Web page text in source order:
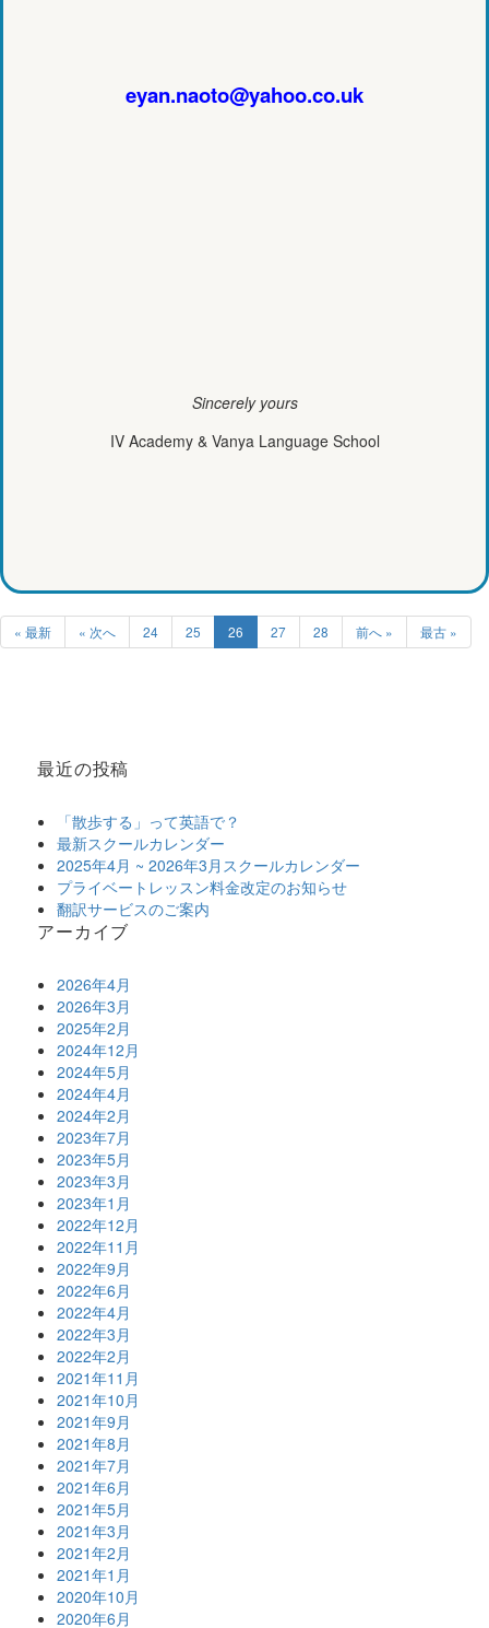
eyan.naoto@yahoo.co.uk
Sincerely yours
IV Academy & Vanya Language School
« 最新 « 次へ 24 25 26 27 28 前へ » 最古 »
最近の投稿
「散歩する」って英語で？
最新スクールカレンダー
2025年4月 ~ 2026年3月スクールカレンダー
プライベートレッスン料金改定のお知らせ
翻訳サービスのご案内
アーカイブ
2026年4月
2026年3月
2025年2月
2024年12月
2024年5月
2024年4月
2024年2月
2023年7月
2023年5月
2023年3月
2023年1月
2022年12月
2022年11月
2022年9月
2022年6月
2022年4月
2022年3月
2022年2月
2021年11月
2021年10月
2021年9月
2021年8月
2021年7月
2021年6月
2021年5月
2021年3月
2021年2月
2021年1月
2020年10月
2020年6月